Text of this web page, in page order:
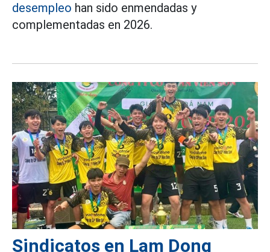
desempleo han sido enmendadas y
complementadas en 2026.
Sindicatos en Lam Dong